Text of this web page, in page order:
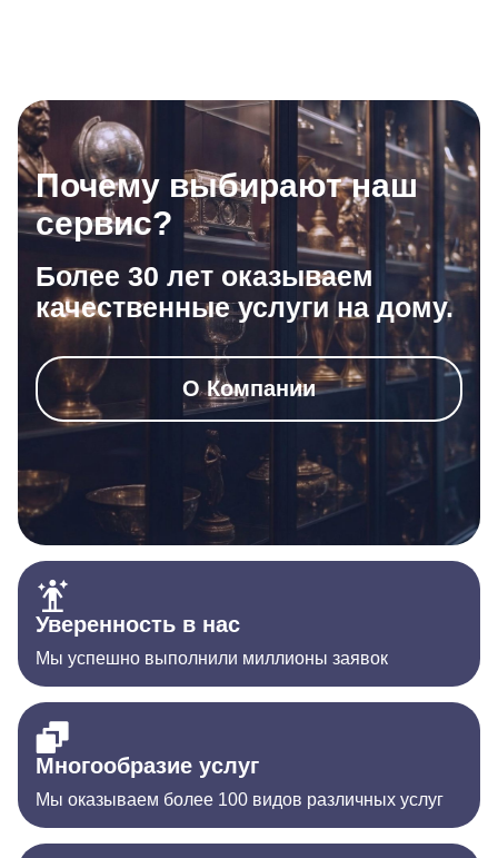
Почему выбирают наш
сервис?
Более 30 лет оказываем
качественные услуги на дому.
О Компании
Уверенность в нас
Мы успешно выполнили миллионы заявок
Многообразие услуг
Мы оказываем более 100 видов различных услуг